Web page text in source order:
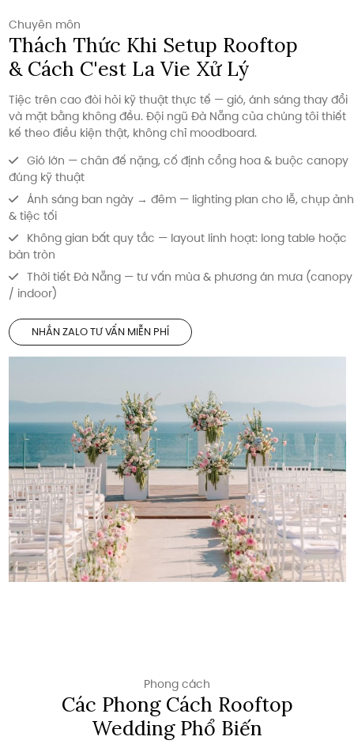
Chuyên môn
Thách Thức Khi Setup Rooftop
& Cách C'est La Vie Xử Lý
Tiệc trên cao đòi hỏi kỹ thuật thực tế — gió, ánh sáng thay đổi
và mặt bằng không đều. Đội ngũ Đà Nẵng của chúng tôi thiết
kế theo điều kiện thật, không chỉ moodboard.
Gió lớn — chân đế nặng, cố định cổng hoa & buộc canopy
đúng kỹ thuật
Ánh sáng ban ngày → đêm — lighting plan cho lễ, chụp ảnh
& tiệc tối
Không gian bất quy tắc — layout linh hoạt: long table hoặc
bàn tròn
Thời tiết Đà Nẵng — tư vấn mùa & phương án mưa (canopy
/ indoor)
NHẮN ZALO TƯ VẤN MIỄN PHÍ
Phong cách
Các Phong Cách Rooftop
Wedding Phổ Biến